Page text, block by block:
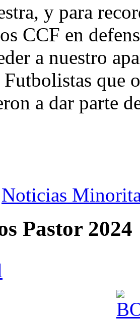
y para
CCF en
a nuestro
que
a dar parte
Noticias
Pastor 2024